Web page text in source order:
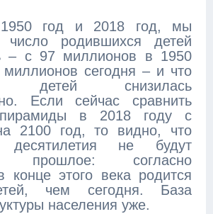
1950 год и 2018 год, мы
родившихся детей
– с 97 миллионов в 1950
сегодня – и что
детей снизилась
Если сейчас сравнить
пирамиды в 2018 году с
2100 год, то видно, что
десятилетия не будут
прошлое: согласно
конце этого века родится
чем сегодня. База
населения уже.